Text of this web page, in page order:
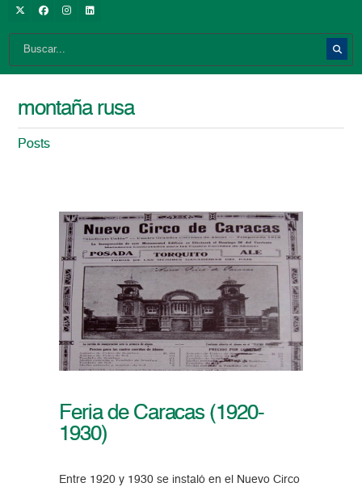
montaña rusa
Posts
Feria de Caracas (1920-
1930)
Entre 1920 y 1930 se instaló en el Nuevo Circo